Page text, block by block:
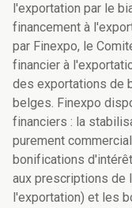
l'exportation par le
financement à
par Finexpo, le
financier à
des exportations de
belges. Finexpo
financiers : la
purement
bonifications
aux prescriptions de
l'exportation) et les